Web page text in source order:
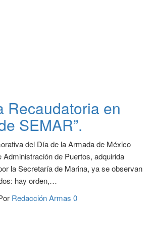
Recaudatoria en
SEMAR”.
del Día de la Armada de México
Administración de Puertos, adquirida
la Secretaría de Marina, ya se observan
hay orden,…
Redacción Armas 0